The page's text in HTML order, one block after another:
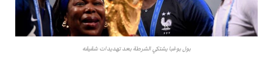
بول بوغبا يشتكي الشرطة بعد تهديدات شقيقه